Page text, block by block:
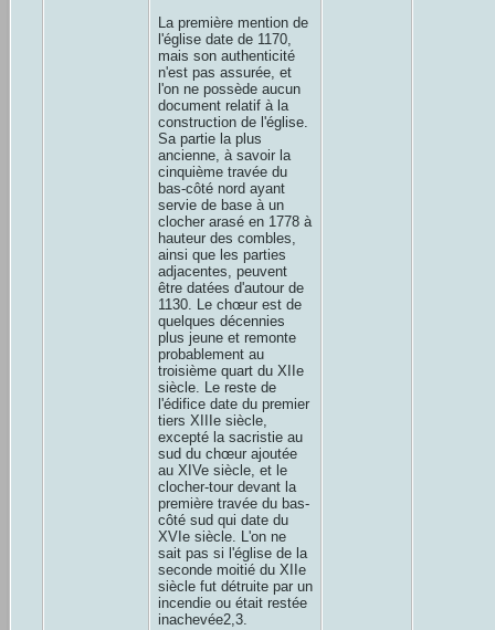
La première mention de
l'église date de 1170,
mais son authenticité
n'est pas assurée, et
l'on ne possède aucun
document relatif à la
construction de l'église.
Sa partie la plus
ancienne, à savoir la
cinquième travée du
bas-côté nord ayant
servie de base à un
clocher arasé en 1778 à
hauteur des combles,
ainsi que les parties
adjacentes, peuvent
être datées d'autour de
1130. Le chœur est de
quelques décennies
plus jeune et remonte
probablement au
troisième quart du XIIe
siècle. Le reste de
l'édifice date du premier
tiers XIIIe siècle,
excepté la sacristie au
sud du chœur ajoutée
au XIVe siècle, et le
clocher-tour devant la
première travée du bas-
côté sud qui date du
XVIe siècle. L'on ne
sait pas si l'église de la
seconde moitié du XIIe
siècle fut détruite par un
incendie ou était restée
inachevée2,3.